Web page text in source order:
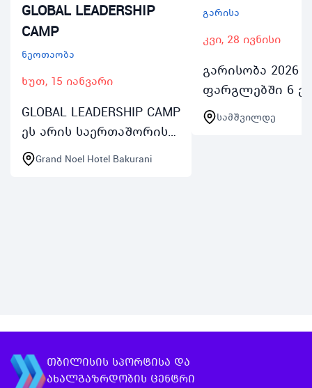
GLOBAL LEADERSHIP
CAMP
ნეოთაობა
ხუთ, 15 იანვარი
GLOBAL LEADERSHIP CAMP
ეს არის საერთაშორისო
საგანმანათლებლო
ზამთრის
Grand Noel Hotel Bakurani
გარისა
კვი, 28 ივნისი
გარისობა 2026
ფარგლებში 6
ჩატარდება
შემეცნებითი
სამშვილდე
თბილისის სპორტისა და
ახალგაზრდობის ცენტრი